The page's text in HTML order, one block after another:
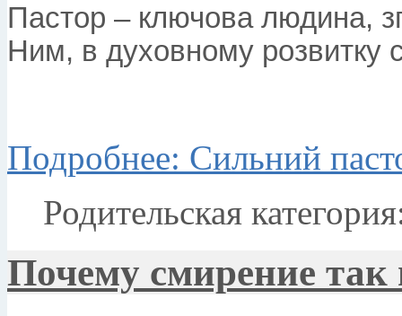
Пастор – ключова людина,
Ним, в духовному розвитку
Подробнее: Сильний
Родительская
Почему смирение так